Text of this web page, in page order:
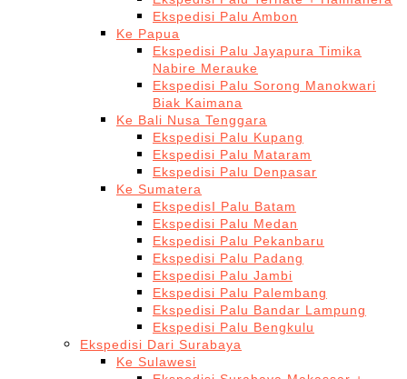
Ekspedisi Palu Ambon
Ke Papua
Ekspedisi Palu Jayapura Timika
Nabire Merauke
Ekspedisi Palu Sorong Manokwari
Biak Kaimana
Ke Bali Nusa Tenggara
Ekspedisi Palu Kupang
Ekspedisi Palu Mataram
Ekspedisi Palu Denpasar
Ke Sumatera
EkspedisI Palu Batam
Ekspedisi Palu Medan
Ekspedisi Palu Pekanbaru
Ekspedisi Palu Padang
Ekspedisi Palu Jambi
Ekspedisi Palu Palembang
Ekspedisi Palu Bandar Lampung
Ekspedisi Palu Bengkulu
Ekspedisi Dari Surabaya
Ke Sulawesi